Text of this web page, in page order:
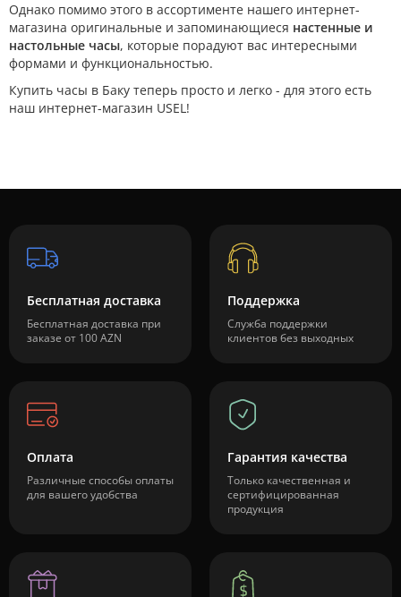
Однако помимо этого в ассортименте нашего интернет-
магазина оригинальные и запоминающиеся настенные и
настольные часы, которые порадуют вас интересными
формами и функциональностью.
Купить часы в Баку теперь просто и легко - для этого есть
наш интернет-магазин USEL!
Бесплатная доставка
Бесплатная доставка при
заказе от 100 AZN
Поддержка
Служба поддержки
клиентов без выходных
Оплата
Различные способы оплаты
для вашего удобства
Гарантия качества
Только качественная и
сертифицированная
продукция